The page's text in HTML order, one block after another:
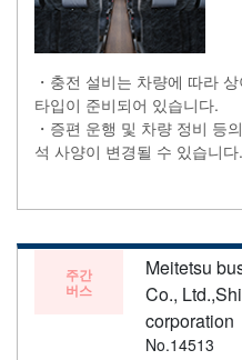
・충전 설비는 차량에 따라
타입이 준비되어 있습니다.
・증편 운행 및 차량 정비 등
석 사양이 변경될 수 있습니
주간
버스
Meitetsu
Co.,
corporation
No.14513